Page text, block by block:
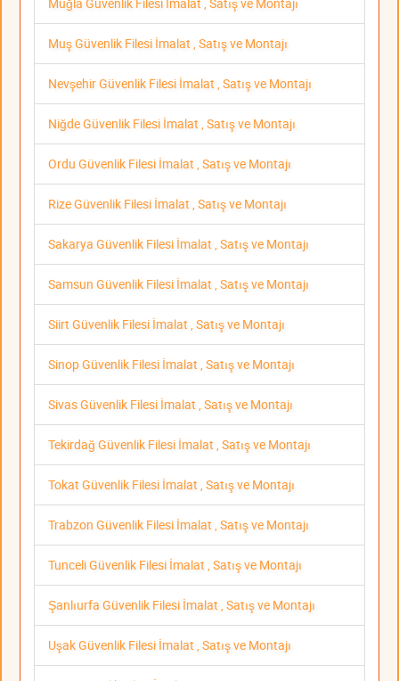
Muş Güvenlik Filesi İmalat , Satış ve Montajı
Nevşehir Güvenlik Filesi İmalat , Satış ve Montajı
Niğde Güvenlik Filesi İmalat , Satış ve Montajı
Ordu Güvenlik Filesi İmalat , Satış ve Montajı
Rize Güvenlik Filesi İmalat , Satış ve Montajı
Sakarya Güvenlik Filesi İmalat , Satış ve Montajı
Samsun Güvenlik Filesi İmalat , Satış ve Montajı
Siirt Güvenlik Filesi İmalat , Satış ve Montajı
Sinop Güvenlik Filesi İmalat , Satış ve Montajı
Sivas Güvenlik Filesi İmalat , Satış ve Montajı
Tekirdağ Güvenlik Filesi İmalat , Satış ve Montajı
Tokat Güvenlik Filesi İmalat , Satış ve Montajı
Trabzon Güvenlik Filesi İmalat , Satış ve Montajı
Tunceli Güvenlik Filesi İmalat , Satış ve Montajı
Şanlıurfa Güvenlik Filesi İmalat , Satış ve Montajı
Uşak Güvenlik Filesi İmalat , Satış ve Montajı